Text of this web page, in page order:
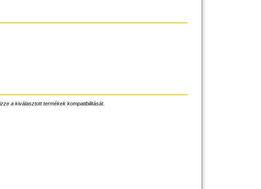
a kiválasztott termékek kompatibilitását.